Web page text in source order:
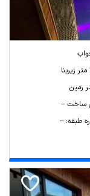
زمین
ساخت --
طبقه: --